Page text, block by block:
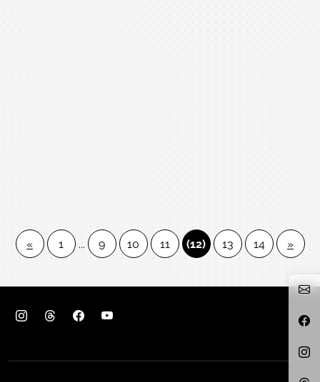
« 1 ... 9 10 11 (12) 13 14 »